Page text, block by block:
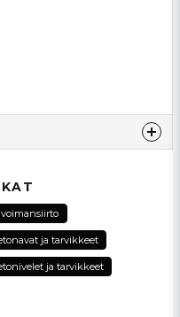
ja tarvikkeet
ja tarvikkeet